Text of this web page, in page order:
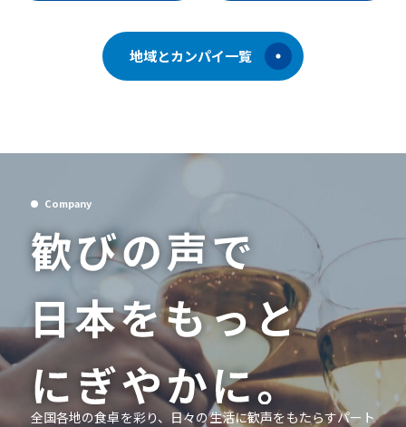
地域とカンパイ一覧
Company
全国各地の食卓を彩り、日々の生活に歓声をもたらすパート